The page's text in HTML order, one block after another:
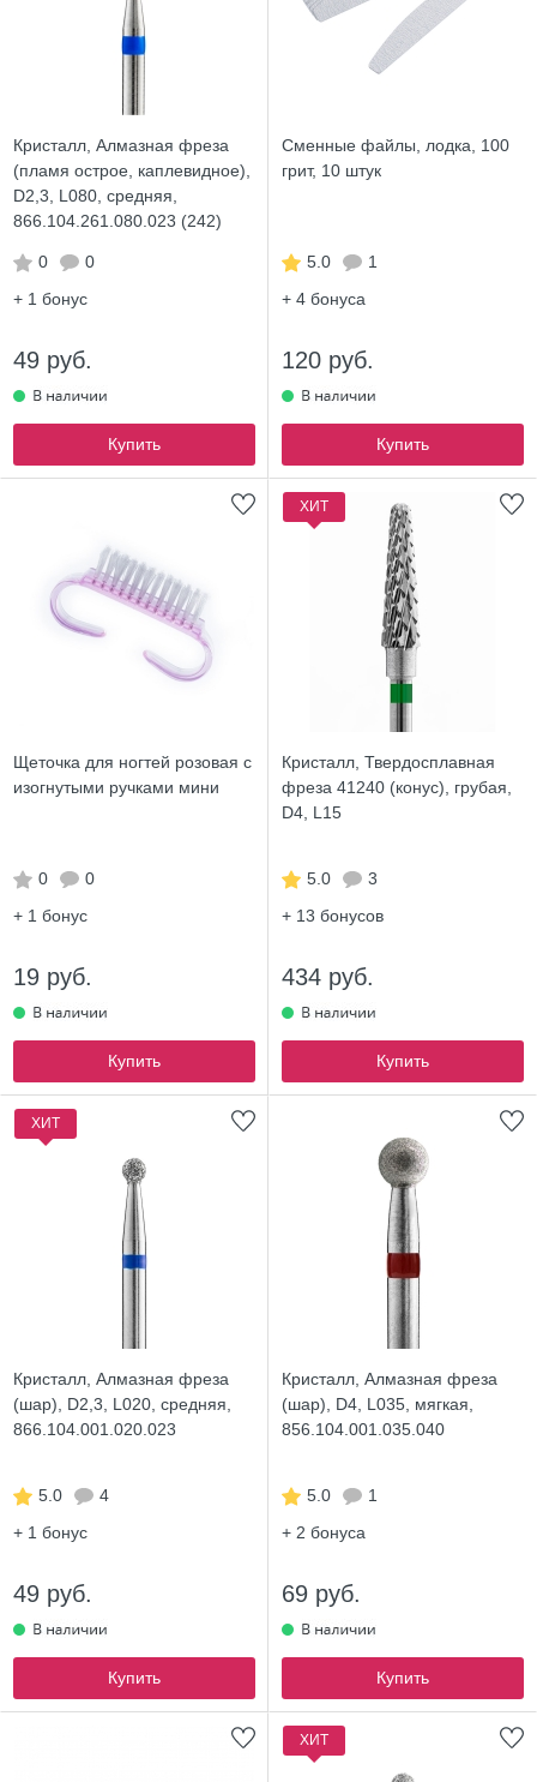
Кристалл, Алмазная фреза
(пламя острое, каплевидное),
D2,3, L080, средняя,
866.104.261.080.023 (242)
0
0
+ 1 бонус
49 руб.
Купить
Сменные файлы, лодка, 100
грит, 10 штук
5.0
1
+ 4 бонуса
120 руб.
Купить
Щеточка для ногтей розовая с
изогнутыми ручками мини
0
0
+ 1 бонус
19 руб.
Купить
ХИТ
Кристалл, Твердосплавная
фреза 41240 (конус), грубая,
D4, L15
5.0
3
+ 13 бонусов
434 руб.
Купить
ХИТ
Кристалл, Алмазная фреза
(шар), D2,3, L020, средняя,
866.104.001.020.023
5.0
4
+ 1 бонус
49 руб.
Купить
Кристалл, Алмазная фреза
(шар), D4, L035, мягкая,
856.104.001.035.040
5.0
1
+ 2 бонуса
69 руб.
Купить
ХИТ